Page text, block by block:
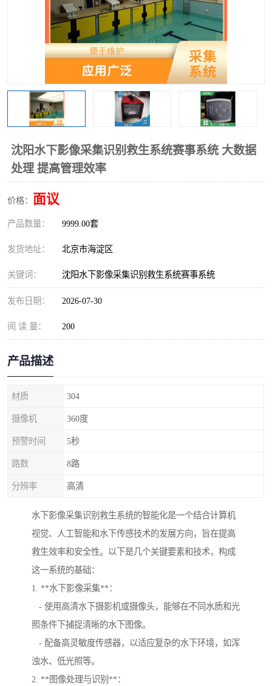
沈阳水下影像采集识别救生系统赛事系统 大数据
处理 提高管理效率
价格： 面议
产品数量： 9999.00套
发货地址： 北京市海淀区
关键词： 沈阳水下影像采集识别救生系统赛事系统
发布日期： 2026-07-30
阅 读 量： 200
产品描述
材质 304
摄像机 360度
预警时间 5秒
路数 8路
分辨率 高清
水下影像采集识别救生系统的智能化是一个结合计算机
视觉、人工智能和水下传感技术的发展方向，旨在提高
救生效率和安全性。以下是几个关键要素和技术，构成
这一系统的基础：
1. **水下影像采集**：
- 使用高清水下摄影机或摄像头，能够在不同水质和光
照条件下捕捉清晰的水下图像。
- 配备高灵敏度传感器，以适应复杂的水下环境，如浑
浊水、低光照等。
2. **图像处理与识别**：